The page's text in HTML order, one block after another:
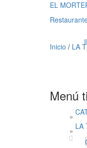
EL
Inicio / LA
Menú
LA